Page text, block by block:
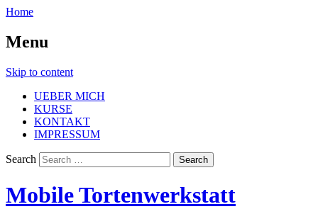
Home
Menu
Skip to content
UEBER MICH
KURSE
KONTAKT
IMPRESSUM
Search
Mobile Tortenwerkstatt